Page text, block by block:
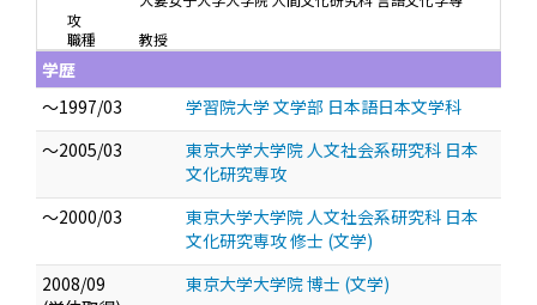
攻
職種
教授
学歴
～1997/03
学習院大学 文学部 日本語日本文学科
～2005/03
東京大学大学院 人文社会系研究科 日本
文化研究専攻
～2000/03
東京大学大学院 人文社会系研究科 日本
文化研究専攻 修士 (文学)
2008/09
東京大学大学院 博士 (文学)